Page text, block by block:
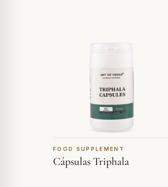
FOOD SUPPLEMENT
Cápsulas Triphala